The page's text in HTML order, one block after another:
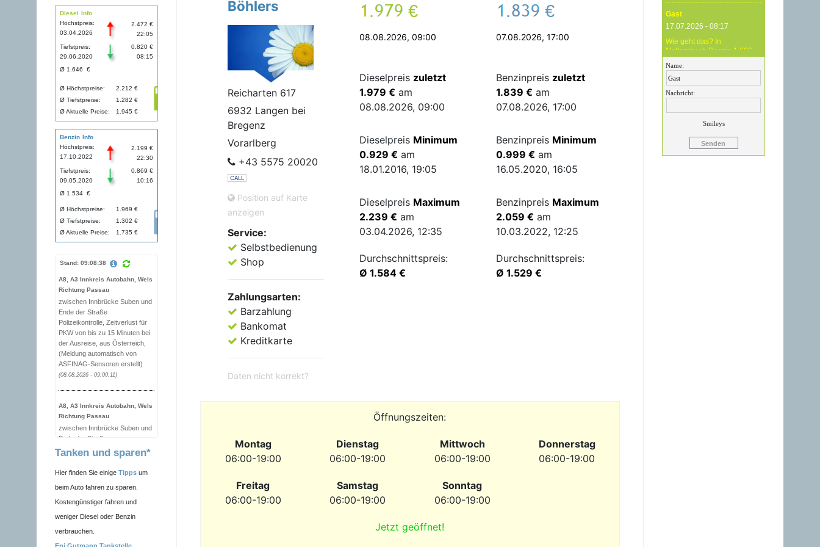
Diesel Info
Höchstpreis:
03.04.2026
2.472 €
22:05
Tiefstpreis:
29.06.2020
0.820 €
08:15
Ø 1.646 €
Ø Höchstpreise:
Ø Tiefstpreise:
Ø Aktuelle Preise:
2.212 €
1.282 €
1.945 €
Benzin Info
Höchstpreis:
17.10.2022
2.199 €
22:30
Tiefstpreis:
09.05.2020
0.869 €
10:16
Ø 1.534 €
Ø Höchstpreise:
Ø Tiefstpreise:
Ø Aktuelle Preise:
1.969 €
1.302 €
1.735 €
Stand: 09:08:38
A8, A3 Innkreis Autobahn, Wels
Richtung Passau
zwischen Innbrücke Suben und
Ende der Straße
Polizeikontrolle, Zeitverlust für
PKW von bis zu 15 Minuten bei
der Ausreise, aus Österreich,
(Meldung automatisch von
ASFINAG-Sensoren erstellt)
(08.08.2026 - 09:00:11)
A8, A3 Innkreis Autobahn, Wels
Richtung Passau
zwischen Innbrücke Suben und
Ende der Straße
Polizeikontrolle, Zeitverlust für
PKW von bis zu 14 Minuten bei
der Ausreise, aus Österreich,
ASFINAG-Sensoren erstellt)
(08.08.2026 - 08:50:01)
B179 Reutte Richtung Füssen
(D)
Tanken und sparen*
Hier finden Sie einige Tipps um
beim Auto fahren zu sparen.
Kostengünstiger fahren und
weniger Diesel oder Benzin
verbrauchen.
Böhlers
Reicharten 617
6932 Langen bei
Bregenz
Vorarlberg
+43 5575 20020
CALL
Position auf Karte
anzeigen
Service:
Selbstbedienung
Shop
Zahlungsarten:
Barzahlung
Bankomat
Kreditkarte
Daten nicht korrekt?
. €
08.08.2026, 09:00
Dieselpreis zuletzt
1.979 € am
08.08.2026, 09:00
Dieselpreis Minimum
0.929 € am
18.01.2016, 19:05
Dieselpreis Maximum
2.239 € am
03.04.2026, 12:35
Durchschnittspreis:
Ø 1.584 €
. €
07.08.2026, 17:00
Benzinpreis zuletzt
1.839 € am
07.08.2026, 17:00
Benzinpreis Minimum
0.999 € am
16.05.2020, 16:05
Benzinpreis Maximum
2.059 € am
10.03.2022, 12:25
Durchschnittspreis:
Ø 1.529 €
Öffnungszeiten:
Montag
06:00-19:00
Dienstag
06:00-19:00
Mittwoch
06:00-19:00
Donnerstag
06:00-19:00
Freitag
06:00-19:00
Samstag
06:00-19:00
Sonntag
06:00-19:00
Jetzt geöffnet!
Gast
17.07.2026 - 08:17
Wie geht das? In
Natternbach Benzin 1,666
Benzin 1,819 - das ist
Betrug !
17.07.2026 - 07:05
Märchenstunde :-) Vorort nix
zu sehen !
Name:
Nachricht:
Smileys